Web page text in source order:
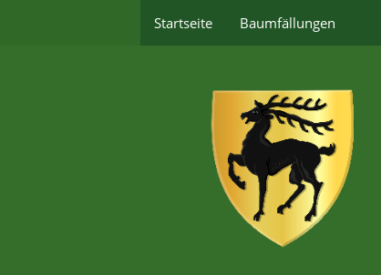
Startseite Baumfällungen